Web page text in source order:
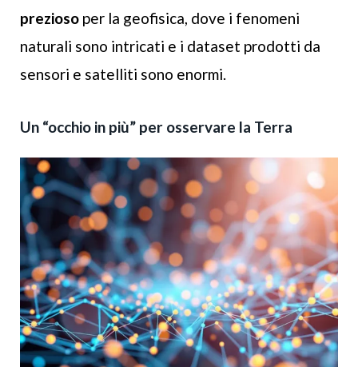
prezioso per la geofisica, dove i fenomeni
naturali sono intricati e i dataset prodotti da
sensori e satelliti sono enormi.
Un “occhio in più” per osservare la Terra